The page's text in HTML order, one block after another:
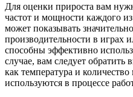
Для оценки прироста вам
частот и мощности каждого
может показывать
производительности в играх
способны эффективно
случае, вам следует обратить
как температура и
используются в процессе